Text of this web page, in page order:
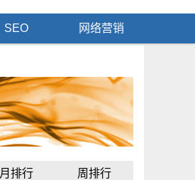
SEO 网络营销
月排行 周排行